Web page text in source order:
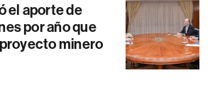
el aporte de
por año que
minero